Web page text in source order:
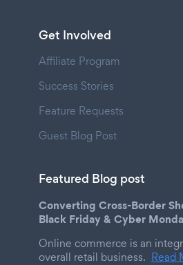
Get Involved
Affiliate Program
Success Stories
Feature Requests
Guest Blog Post
Featured Blog post
Converting Cross-Border
Black Friday & Cyber
Online commerce is an
overall retail business. Read